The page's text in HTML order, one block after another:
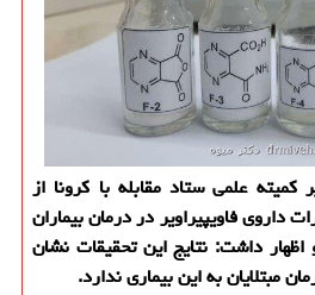
علمی ستاد مقابله با کرونا از
داروی فاویپیراویر در درمان بیماران
اظهار داشت: نتایج این تحقیقات نشان
مبتلایان به این بیماری ندارد.